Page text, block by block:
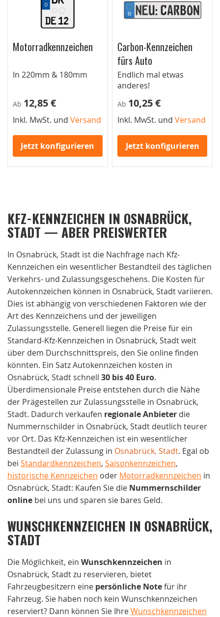
Motorradkennzeichen
In 220mm & 180mm
Ab 12,85 €
Inkl. MwSt. und Versand
Jetzt konfigurieren
Carbon-Kennzeichen
fürs Auto
Endlich mal etwas
anderes!
Ab 10,25 €
Inkl. MwSt. undVersand
Jetzt konfigurieren
KFZ-KENNZEICHEN IN OSNABRÜCK,
STADT — ABER PREISWERTER
In Osnabrück, Stadt ist die Nachfrage nach Kfz-
Kennzeichen ein wesentlicher Bestandteil des täglichen
Verkehrs- und Zulassungsgeschehens. Die Kosten für
Autokennzeichen können in Osnabrück, Stadt variieren.
Dies ist abhängig von verschiedenen Faktoren wie der
Art des Kennzeichens und der jeweiligen
Zulassungsstelle. Generell liegen die Preise für ein
Standard-Kfz-Kennzeichen in Osnabrück, Stadt weit
über dem Durchschnittspreis, den Sie online finden
könnten. Ein Satz Autokennzeichen kosten in
Osnabrück, Stadt schnell 30 bis 40 Euro.
Überdimensionale Preise entstehen durch die Nähe
der Prägestellen zur Zulassungsstelle in Osnabrück,
Stadt. Dadurch verkaufen regionaleAnbieter die
Nummernschilder in Osnabrück, Stadt deutlich teurer
vor Ort. Das Kfz-Kennzeichen ist ein wesentlicher
Bestandteil der Zulassung in Osnabrück, Stadt. Egal ob
bei Standardkennzeichen, Saisonkennzeichen,
historische Kennzeichen oder Motorradkennzeichen in
Osnabrück, Stadt: Kaufen Sie die Nummernschilder
online bei uns und sparen sie bares Geld.
WUNSCHKENNZEICHEN IN OSNABRÜCK,
STADT
Die Möglichkeit, ein Wunschkennzeichen in
Osnabrück, Stadt zu reservieren, bietet
Fahrzeugbesitzern eine persönliche Notefür ihr
Fahrzeug. Sie haben noch kein Wunschkennzeichen
reserviert? Dann können Sie IhreWunschkennzeichen